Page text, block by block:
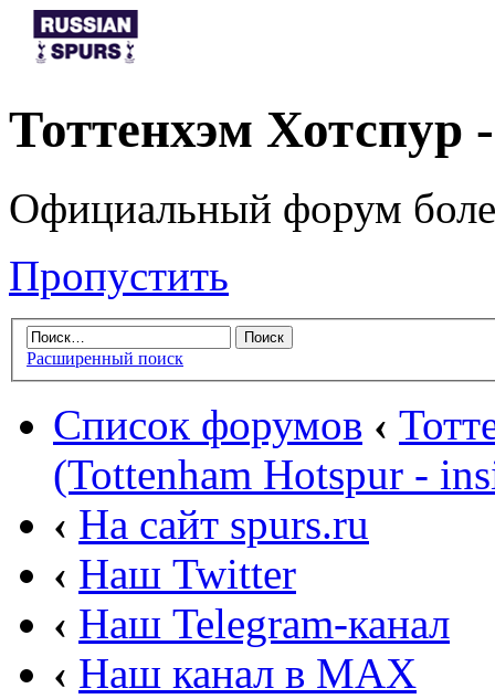
Тоттенхэм
Официальный форум
Пропустить
Расширенный поиск
Список форумов ‹
(Tottenham Hotspur -
‹ На сайт spurs.ru
‹ Наш Twitter
‹ Наш Telegram-канал
‹ Наш канал в MAX